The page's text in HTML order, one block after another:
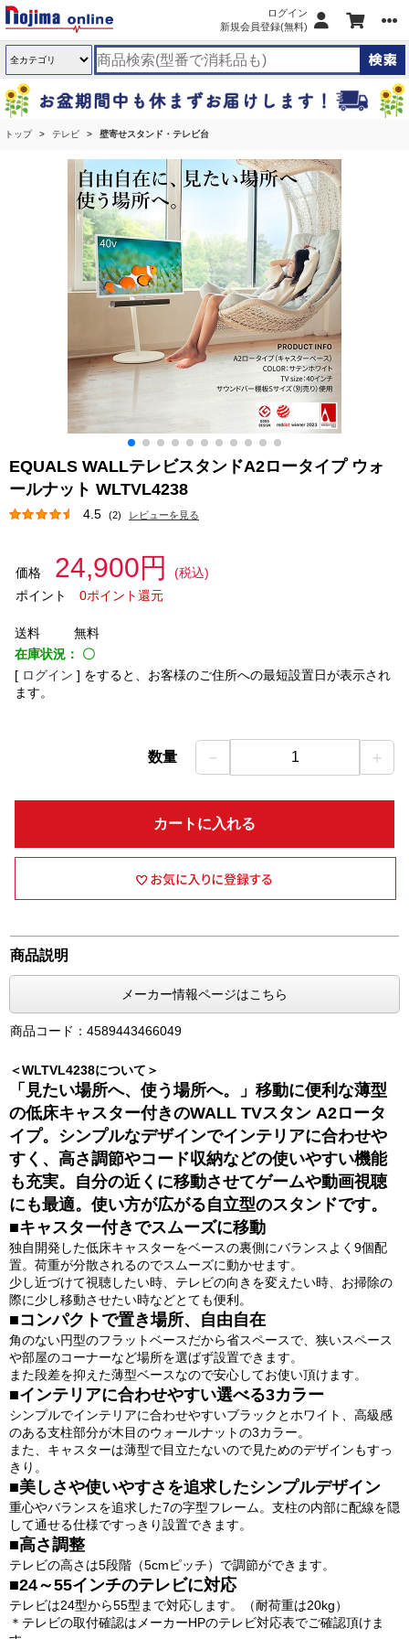
ログイン
新規会員登録(無料)
トップ テレビ 壁寄せスタンド・テレビ台
EQUALS WALLテレビスタンドA2ロータイプ ウォ
ールナット WLTVL4238
4.5 (2) レビューを見る
価格 24,900円
(税込)
ポイント
0ポイント還元
送料
無料
在庫状況： 〇
[ ログイン ] をすると、お客様のご住所への最短設置日が表示され
ます。
数量 － 1 ＋
カートに入れる
商品説明
メーカー情報ページはこちら
商品コード：4589443466049
＜WLTVL4238について＞
「見たい場所へ、使う場所へ。」移動に便利な薄型
の低床キャスター付きのWALL TVスタン A2ロータ
イプ。シンプルなデザインでインテリアに合わせや
すく、高さ調節やコード収納などの使いやすい機能
も充実。自分の近くに移動させてゲームや動画視聴
にも最適。使い方が広がる自立型のスタンドです。
■キャスター付きでスムーズに移動
独自開発した低床キャスターをベースの裏側にバランスよく9個配
置。荷重が分散されるのでスムーズに動かせます。
少し近づけて視聴したい時、テレビの向きを変えたい時、お掃除の
際に少し移動させたい時などとても便利。
■コンパクトで置き場所、自由自在
角のない円型のフラットベースだから省スペースで、狭いスペース
や部屋のコーナーなど場所を選ばず設置できます。
また段差を抑えた薄型ベースなので安心してお使い頂けます。
■インテリアに合わせやすい選べる3カラー
シンプルでインテリアに合わせやすいブラックとホワイト、高級感
のある支柱部分が木目のウォールナットの3カラー。
また、キャスターは薄型で目立たないので見ためのデザインもすっ
きり。
■美しさや使いやすさを追求したシンプルデザイン
重心やバランスを追求した7の字型フレーム。支柱の内部に配線を隠
して通せる仕様ですっきり設置できます。
■高さ調整
テレビの高さは5段階（5cmピッチ）で調節ができます。
■24～55インチのテレビに対応
テレビは24型から55型まで対応します。（耐荷重は20kg）
＊テレビの取付確認はメーカーHPのテレビ対応表でご確認頂けま